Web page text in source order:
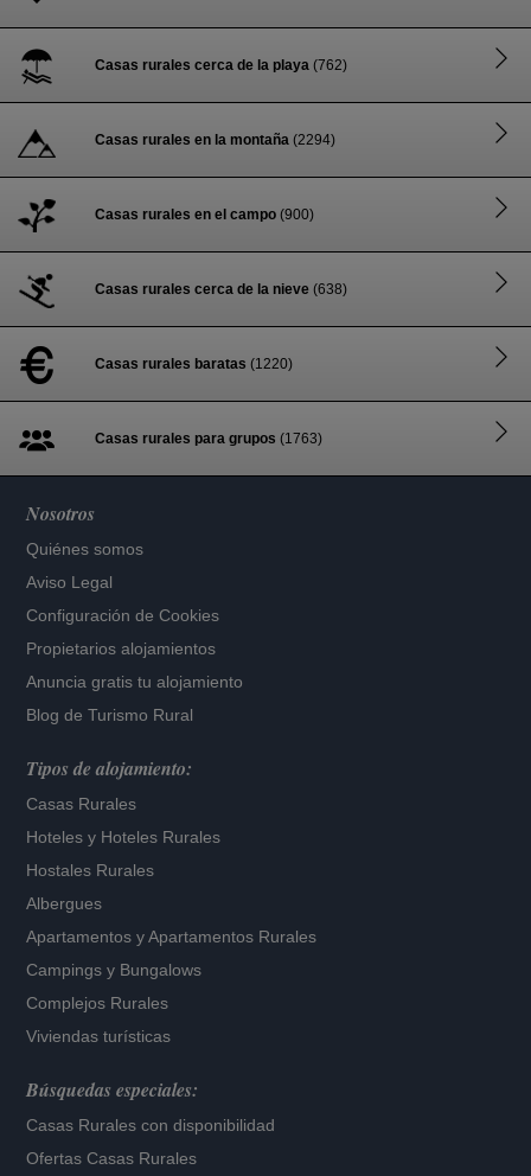
Casas rurales cerca de la playa (762)
Casas rurales en la montaña (2294)
Casas rurales en el campo (900)
Casas rurales cerca de la nieve (638)
Casas rurales baratas (1220)
Casas rurales para grupos (1763)
Nosotros
Quiénes somos
Aviso Legal
Configuración de Cookies
Propietarios alojamientos
Anuncia gratis tu alojamiento
Blog de Turismo Rural
Tipos de alojamiento:
Casas Rurales
Hoteles y Hoteles Rurales
Hostales Rurales
Albergues
Apartamentos yApartamentos Rurales
Campings y Bungalows
Complejos Rurales
Viviendas turísticas
Búsquedas especiales:
Casas Rurales con disponibilidad
Ofertas Casas Rurales